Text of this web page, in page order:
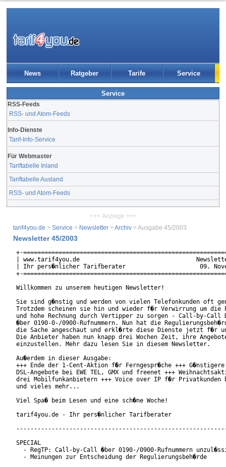
News Ratgeber Tarife Service
Service
RSS-Feeds
RSS- und Atom-Feeds
Info-Dienste
Tarif-Info-Service
Für Webmaster
Tariftabelle Inland
Tariftabelle Ausland
RSS- und Atom-Feeds
+++ Anzeige +++
tarif4you.de > Service > Newsletter >Archiv > Ausgabe 45/2003
Newsletter 45/2003
+-
| www.tarif4you.de
| Ihr pers�nlicher Tarifberater                     09.
+-
Willkommen zu unserem heutigen Newsletter!
Sie sind g�nstig und werden von vielen Telefonkunden oft
Trotzdem scheinen sie hin und wieder f�r Verwirrung um die
und hohe Rechnung durch Vertipper zu sorgen - Call-by-Call
�ber 0190-0-/0900-Rufnummern. Nun hat die
die Sache angeschaut und erkl�rte diese Dienste jetzt f�r
Die Anbieter haben nun knapp drei Wochen Zeit, ihre
einzustellen. Mehr dazu lesen Sie in diesem Newsletter.
Au�erdem in dieser Ausgabe:
+++ Ende der 1-Cent-Aktion f�r Ferngespr�che +++ G�nstigere
DSL-Angebote bei EWE TEL, GMX und freenet +++
drei Mobilfunkanbietern +++ Voice over IP f�r Privatkunden
und vieles mehr...
Viel Spa� beim Lesen und eine sch�ne Woche!
tarif4you.de - Ihr pers�nlicher Tarifberater
SPECIAL
- RegTP: Call-by-Call �ber 0190-/0900-Rufnummern
  - Meinungen zur Entscheidung der Regulierungsbeh�rde